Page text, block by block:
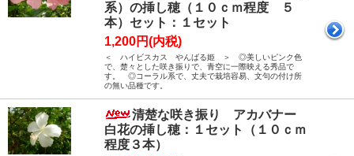
系）の挿し穂（１０ｃｍ程度 ５
本）セット：１セット
1,200円(内税)
＜ ハイビスカス やんばる姫 ＞ ◎美しいピンク色
で、楚々とした咲き振りで、青空に一際映える秀品で
す。 ◎コーラル系で、丈夫で栽培容易、文句の付け所
の無い品種です。
清楚な咲き振り アカバナー
白花の挿し穂：１セット（１０ｃｍ
程度３本）